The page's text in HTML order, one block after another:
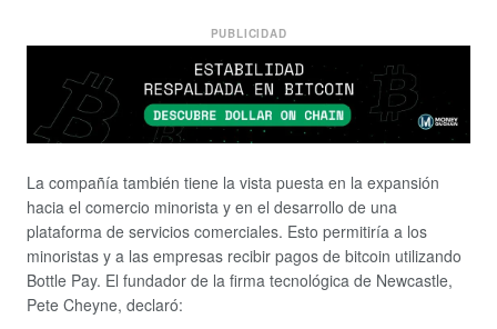
PUBLICIDAD
La compañía también tiene la vista puesta en la expansión
hacia el comercio minorista y en el desarrollo de una
plataforma de servicios comerciales. Esto permitiría a los
minoristas y a las empresas recibir pagos de bitcoin utilizando
Bottle Pay. El fundador de la firma tecnológica de Newcastle,
Pete Cheyne, declaró: